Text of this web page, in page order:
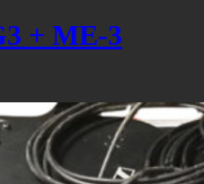
+ ME-3